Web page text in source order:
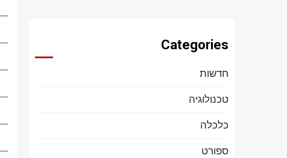
Categories
חדשות
טכנולוגיה
כלכלה
ספורט